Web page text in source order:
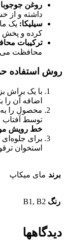
روغن
داشته و از
سیلیکا: یک
کرده و پخش
ترکیبات
محافظت
روش استفاده
با یک براش
اضافه آن را
محصول را
توسط آفتاب
خط رویش مو
برای جلوه‌ای
استخوان
برند مای میکاپ
رنگ B1, B2
دیدگاهها